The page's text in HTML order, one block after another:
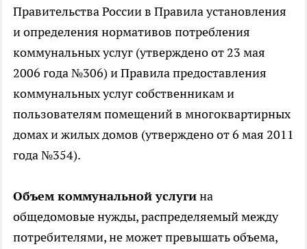
Правительства России в Правила установления
и определения нормативов потребления
коммунальных услуг (утверждено от 23 мая
2006 года №306) и Правила предоставления
коммунальных услуг собственникам и
пользователям помещений в многоквартирных
домах и жилых домов (утверждено от 6 мая 2011
года №354).
Объем коммунальной услугина
общедомовые нужды, распределяемый между
потребителями, не может превышать объема,